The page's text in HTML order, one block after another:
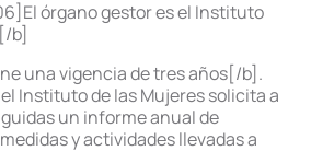
órgano gestor es el Instituto
b]
una vigencia de tres años[/b].
Instituto de las Mujeres solicita a
un informe anual de
y actividades llevadas a